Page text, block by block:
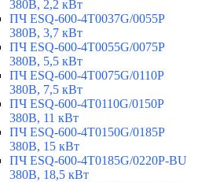
380В, 2,2 кВт
ПЧ ESQ-600-4T0037G/0055P
380В, 3,7 кВт
ПЧ ESQ-600-4T0055G/0075P
380В, 5,5 кВт
ПЧ ESQ-600-4T0075G/0110P
380В, 7,5 кВт
ПЧ ESQ-600-4T0110G/0150P
380В, 11 кВт
ПЧ ESQ-600-4T0150G/0185P
380В, 15 кВт
ПЧ ESQ-600-4T0185G/0220P-BU
380В, 18,5 кВт